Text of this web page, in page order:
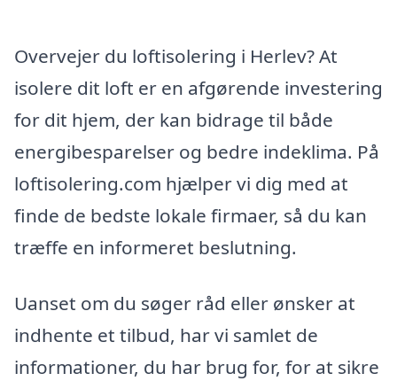
Overvejer du loftisolering i Herlev? At
isolere dit loft er en afgørende investering
for dit hjem, der kan bidrage til både
energibesparelser og bedre indeklima. På
loftisolering.com hjælper vi dig med at
finde de bedste lokale firmaer, så du kan
træffe en informeret beslutning.
Uanset om du søger råd eller ønsker at
indhente et tilbud, har vi samlet de
informationer, du har brug for, for at sikre